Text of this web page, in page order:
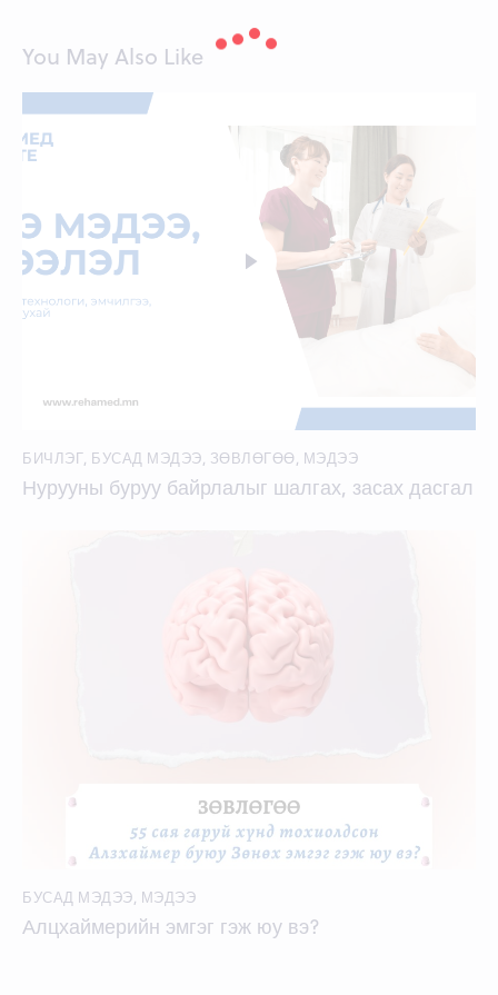
You May Also Like
БИЧЛЭГ, БУСАД МЭДЭЭ, ЗӨВЛӨГӨӨ, МЭДЭЭ
Нурууны буруу байрлалыг шалгах, засах дасгал
БУСАД МЭДЭЭ, МЭДЭЭ
Алцхаймерийн эмгэг гэж юу вэ?